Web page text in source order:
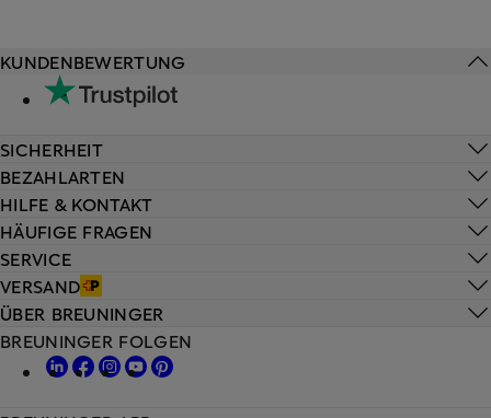
HILFE & KONTAKT
HÄUFIGE FRAGEN
SERVICE
VERSAND
KUNDENBEWERTUNG
SICHERHEIT
BEZAHLARTEN
ÜBER BREUNINGER
BREUNINGER FOLGEN